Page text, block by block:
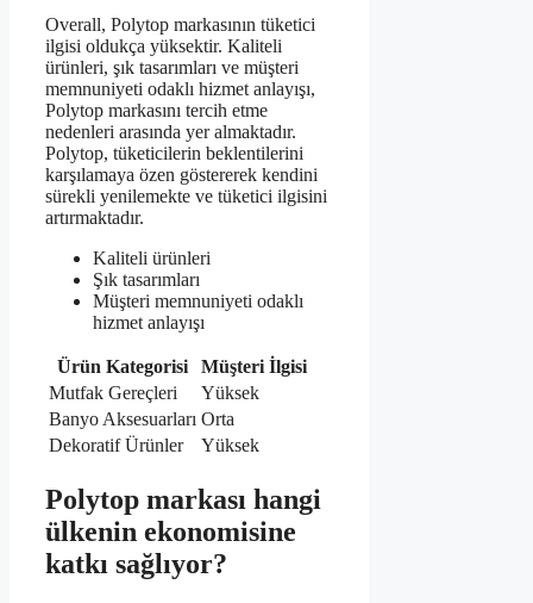
Overall, Polytop markasının tüketici
ilgisi oldukça yüksektir. Kaliteli
ürünleri, şık tasarımları ve müşteri
memnuniyeti odaklı hizmet anlayışı,
Polytop markasını tercih etme
nedenleri arasında yer almaktadır.
Polytop, tüketicilerin beklentilerini
karşılamaya özen göstererek kendini
sürekli yenilemekte ve tüketici ilgisini
artırmaktadır.
Kaliteli ürünleri
Şık tasarımları
Müşteri memnuniyeti odaklı
hizmet anlayışı
Ürün Kategorisi
Müşteri İlgisi
Mutfak Gereçleri
Yüksek
Banyo Aksesuarları Orta
Dekoratif Ürünler
Yüksek
Polytop markası hangi
ülkenin ekonomisine
katkı sağlıyor?